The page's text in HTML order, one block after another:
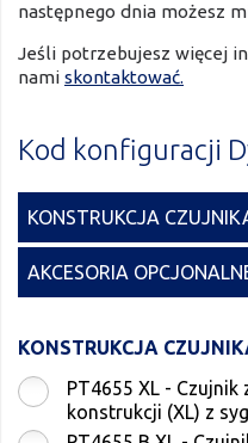
następnego dnia możesz
Jeśli potrzebujesz więcej
nami skontaktować.
Kod konfiguracji
KONSTRUKCJA
AKCESORIA
KONSTRUKCJA
PT4655 XL - Czujnik
konstrukcji (XL) z